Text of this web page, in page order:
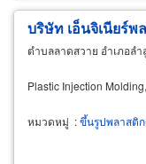
บริษัท เอ็นจิเนียร์
ตำบลลาดสวาย อำเภอล
Plastic Injection
หมวดหมู่ :ขึ้นรูปพลาสติ